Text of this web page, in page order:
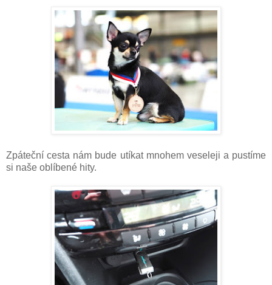
Zpáteční cesta nám bude utíkat mnohem veseleji a pustíme
si naše oblíbené hity.